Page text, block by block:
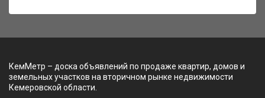
КемМетр – доска объявлений по продаже квартир, домов и
земельных участков на вторичном рынке недвижимости
Кемеровской области.